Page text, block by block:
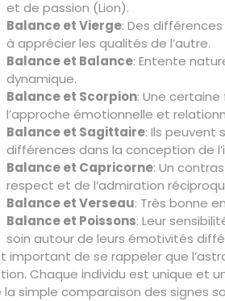
et de passion (Lion).
Balance et Vierge: Des
à apprécier les qualités de l’autre.
Balance et Balance: Entente
dynamique.
Balance et Scorpion: Une
l’approche émotionnelle et
Balance et Sagittaire: Ils peuvent
différences dans la conception de
Balance et Capricorne: Un
respect et de l’admiration
Balance et Verseau: Très bonne
Balance et Poissons: Leur
soin autour de leurs émotivités
important de se rappeler que
Chaque individu est unique et
la simple comparaison des signes